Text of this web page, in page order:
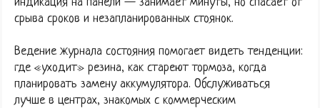
срыва сроков и незапланированных стоянок.
Ведение журнала состояния помогает видеть тенденции:
где «уходит» резина, как стареют тормоза, когда
планировать замену аккумулятора. Обслуживаться
лучше в центрах, знакомых с коммерческим